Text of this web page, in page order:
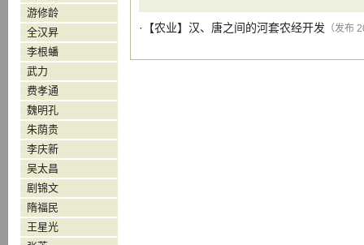
·【农业】 汉、唐之间的河套农经开发 （发布
游修龄
全汉昇
李根蟠
武力
费孝通
魏明孔
朱荫贵
李庆新
吴太昌
剧锦文
隋福民
王星光